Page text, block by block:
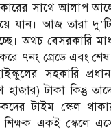
সাথে আলাপ
যান। আজ তারা দু’টি
অথচ বেসরকারি
৭নং গ্রেডে এবং
সহকারি
টাকা কিন্তু
টাইম স্কেল
শিক্ষক একই স্কেলে